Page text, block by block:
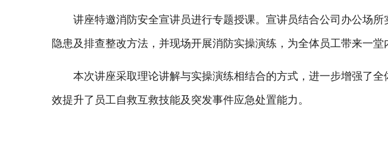
讲座特邀消防安全宣讲员进行专题授课。宣讲员结合公司办公场
隐患及排查整改方法，并现场开展消防实操演练，为全体员工带来一堂
本次讲座采取理论讲解与实操演练相结合的方式，进一步增强了
效提升了员工自救互救技能及突发事件应急处置能力。